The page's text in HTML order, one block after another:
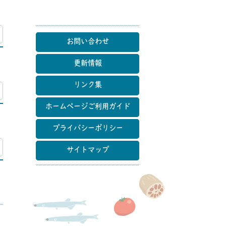
マップ
お問い合わせ
更新情報
リンク集
ホームページご利用ガイド
プライバシーポリシー
サイトマップ